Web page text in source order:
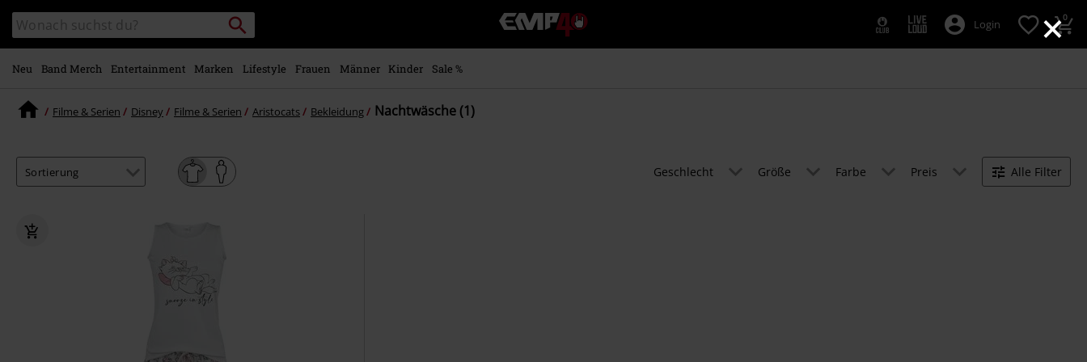
×
Hauptinhalt
springen
Katalog
durchsuchen
Packstation
suchen
EMP
Merchandise
-
Login 0
Neu Band Merch Entertainment Marken Lifestyle Frauen Männer Kinder Sale %
Filme & Serien Disney Filme & Serien Aristocats Bekleidung Nachtwäsche (1)
Geschlecht Größe Farbe Preis Alle Filter